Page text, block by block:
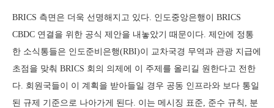
BRICS 측면은 더욱 선명해지고 있다. 인도중앙은행이 BRICS
CBDC 연결을 위한 공식 제안을 내놓았기 때문이다. 제안에 정통
한 소식통들은 인도준비은행(RBI)이 교차국경 무역과 관광 지급에
초점을 맞춰 BRICS 회의 의제에 이 주제를 올리길 원한다고 전한
다. 회원국들이 이 계획을 받아들일 경우 공동 인프라와 보다 통일
된 규제 기준으로 나아가게 된다. 이는 메시징 표준, 준수 규칙, 분